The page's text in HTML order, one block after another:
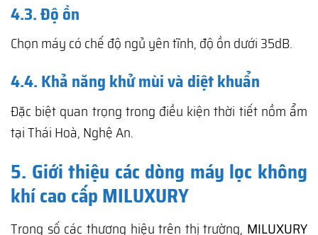
4.3. Độ ồn
Chọn máy có chế độ ngủ yên tĩnh, độ ồn dưới 35dB.
4.4. Khả năng khử mùi và diệt khuẩn
Đặc biệt quan trọng trong điều kiện thời tiết nồm ẩm
tại Thái Hoà, Nghệ An.
5. Giới thiệu các dòng máy lọc không
khí cao cấp MILUXURY
Trong số các thương hiệu trên thị trường, MILUXURY